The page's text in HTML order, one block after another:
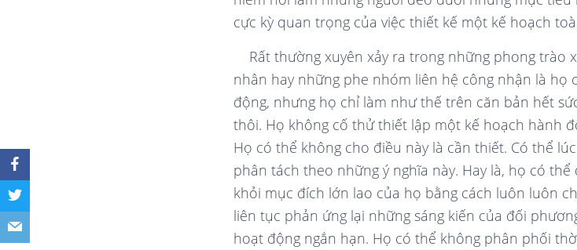
cực kỳ quan trọng của việc thiết kế một kế hoạch
Rất thường xuyên xảy ra trong những phong trào
nhân hay những phe nhóm liên hệ công nhận là họ
động, nhưng họ chỉ làm như thế trên căn bản hết
thôi. Họ không cố thử thiết lập một kế hoạch hành
Họ có thể không cho điều này là cần thiết. Có thể
phân tách theo những ý nghĩa này. Hay là, họ có
khỏi mục đích lớn lao của họ bằng cách luôn luôn
liên tục phản ứng lại những sáng kiến của đối
hoạt động ngắn hạn. Họ có thể không phân phối